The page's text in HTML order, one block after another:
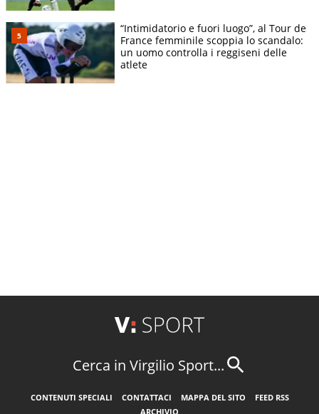
“Intimidatorio e fuori luogo”, al Tour de
France femminile scoppia lo scandalo:
un uomo controlla i reggiseni delle
atlete
Cerca in Virgilio Sport...
CONTENUTI SPECIALI CONTATTACI MAPPA DEL SITO
FEED RSS
ARCHIVIO